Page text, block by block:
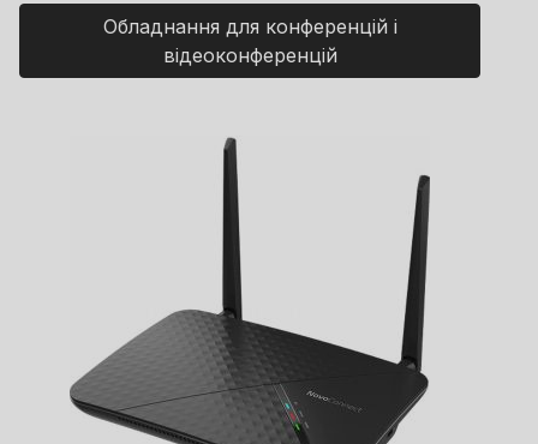
Обладнання для конференцій і
відеоконференцій